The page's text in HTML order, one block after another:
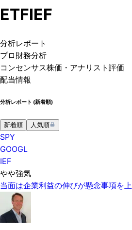
ETFIEF
分析レポート
プロ 財務分析
コンセンサス株価 ・アナリスト評価
配当情報
分析レポート (新着順)
新着順 人気順
SPY
GOOGL
IEF
やや強気
当面は企業利益の伸びが懸念事項を